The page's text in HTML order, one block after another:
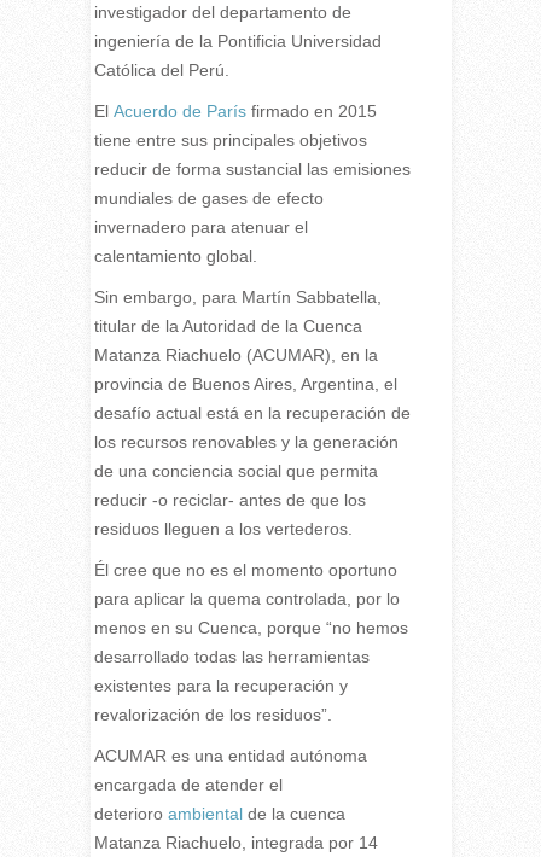
investigador del departamento de
ingeniería de la Pontificia Universidad
Católica del Perú.
El Acuerdo de Parísfirmado en 2015
tiene entre sus principales objetivos
reducir de forma sustancial las emisiones
mundiales de gases de efecto
invernadero para atenuar el
calentamiento global.
Sin embargo, para Martín Sabbatella,
titular de la Autoridad de la Cuenca
Matanza Riachuelo (ACUMAR), en la
provincia de Buenos Aires, Argentina, el
desafío actual está en la recuperación de
los recursos renovables y la generación
de una conciencia social que permita
reducir -o reciclar- antes de que los
residuos lleguen a los vertederos.
Él cree que no es el momento oportuno
para aplicar la quema controlada, por lo
menos en su Cuenca, porque “no hemos
desarrollado todas las herramientas
existentes para la recuperación y
revalorización de los residuos”.
ACUMAR es una entidad autónoma
encargada de atender el
deterioro ambientalde la cuenca
Matanza Riachuelo, integrada por 14